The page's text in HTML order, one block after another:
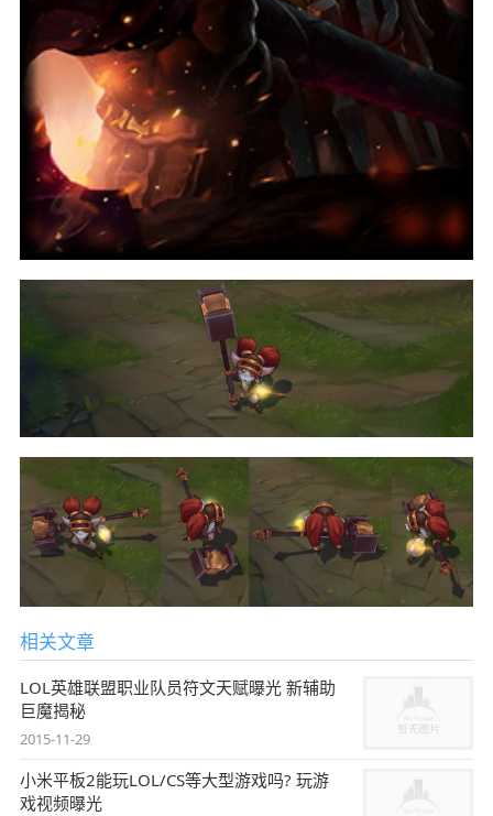
相关文章
LOL英雄联盟职业队员符文天赋曝光 新辅助
巨魔揭秘
2015-11-29
小米平板2能玩LOL/CS等大型游戏吗? 玩游
戏视频曝光